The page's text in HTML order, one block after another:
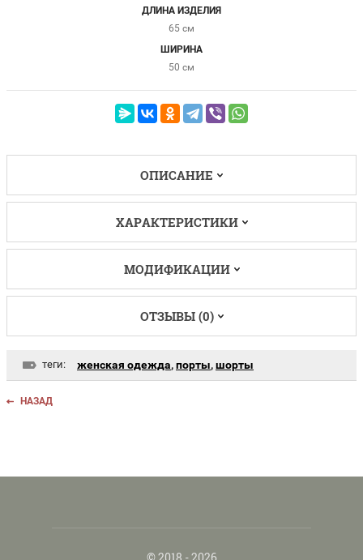
ДЛИНА ИЗДЕЛИЯ
65 см
ШИРИНА
50 см
ОПИСАНИЕ
ХАРАКТЕРИСТИКИ
МОДИФИКАЦИИ
ОТЗЫВЫ (0)
теги: женская одежда,порты,шорты
НАЗАД